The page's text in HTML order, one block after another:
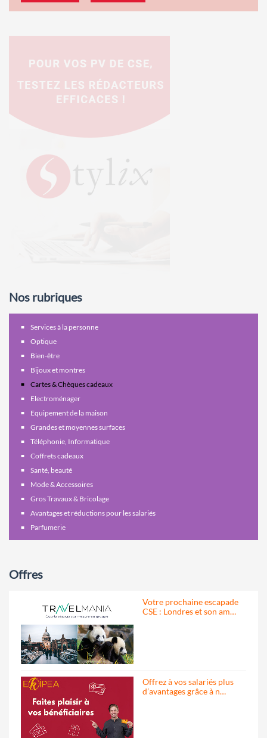
Nos rubriques
Services à la personne
Optique
Bien-être
Bijoux et montres
Cartes & Chèques cadeaux
Electroménager
Equipement de la maison
Grandes et moyennes surfaces
Téléphonie, Informatique
Coffrets cadeaux
Santé, beauté
Mode & Accessoires
Gros Travaux & Bricolage
Avantages et réductions pour les salariés
Parfumerie
Offres
Votre prochaine escapade
CSE : Londres et son am…
Offrez à vos salariés plus
d’avantages grâce à n…